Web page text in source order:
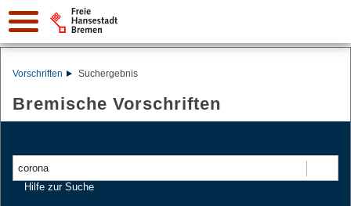
Vorschriften Suchergebnis
Bremische Vorschriften
Hilfe zur Suche